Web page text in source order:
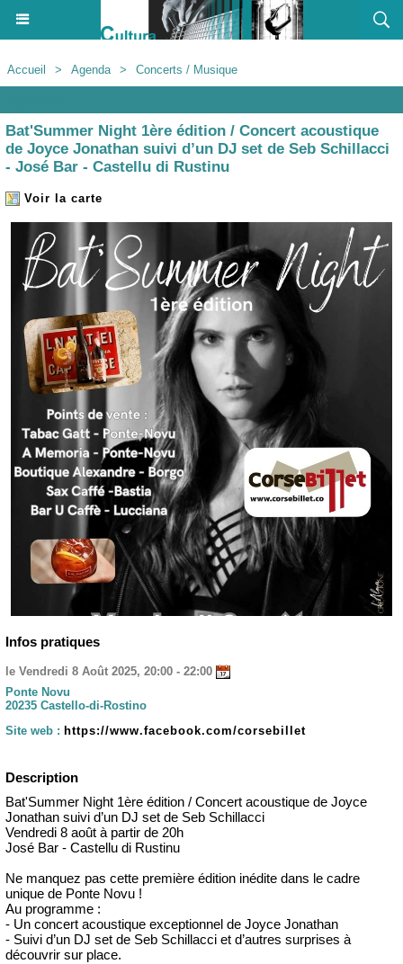
Accueil > Agenda > Concerts / Musique
Bat'Summer Night 1ère édition / Concert acoustique
de Joyce Jonathan suivi d’un DJ set de Seb Schillacci
- José Bar - Castellu di Rustinu
Voir la carte
Infos pratiques
le Vendredi 8 Août 2025, 20:00 - 22:00
Ponte Novu
20235 Castello-di-Rostino
Site web : https://www.facebook.com/corsebillet
Description
Bat'Summer Night 1ère édition / Concert acoustique de Joyce
Jonathan suivi d’un DJ set de Seb Schillacci
Vendredi 8 août à partir de 20h
José Bar - Castellu di Rustinu
Ne manquez pas cette première édition inédite dans le cadre
unique de Ponte Novu !
Au programme :
- Un concert acoustique exceptionnel de Joyce Jonathan
- Suivi d’un DJ set de Seb Schillacci et d’autres surprises à
découvrir sur place.